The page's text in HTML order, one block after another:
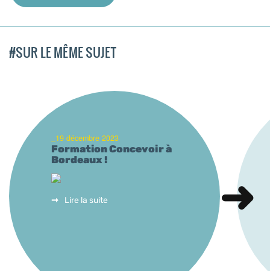
#SUR LE MÊME SUJET
_19 décembre 2023
Formation Concevoir à
Bordeaux !
Lire la suite